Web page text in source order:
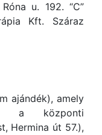
u. 192. “C”
Kft. Száraz
ajándék), amely
a központi
Hermina út 57.),